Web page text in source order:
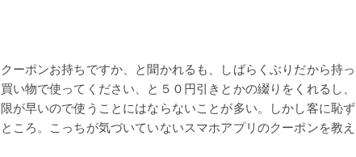
ーポンお持ちですか、と聞かれるも、しばらくぶりだから持っ
物で使ってください、と５０円引きとかの綴りをくれるし、
が早いので使うことにはならないことが多い。しかし客に恥ず
ころ。こっちが気づいていないスマホアプリのクーポンを教え